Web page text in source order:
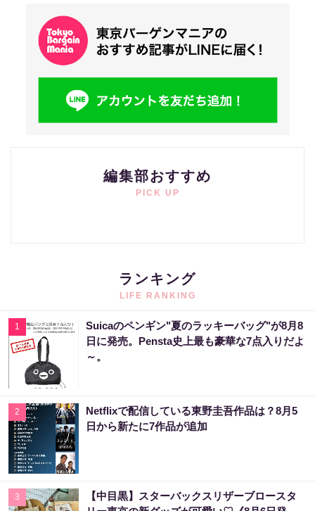
編集部おすすめ
PICK UP
ランキング
LIFE RANKING
1
Suicaのペンギン"夏のラッキーバッグ"が8月8
日に発売。Pensta史上最も豪華な7点入りだよ
～。
2
Netflixで配信している東野圭吾作品は？8月5
日から新たに7作品が追加
3
【中目黒】スターバックスリザーブロースタ